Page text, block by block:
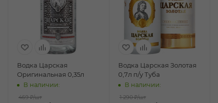
Водка Царская
Оригинальная 0,35л
В наличии:
469 ₽/шт
Водка Царская Золотая
0,7л п/у Туба
В наличии:
1 290 ₽/шт